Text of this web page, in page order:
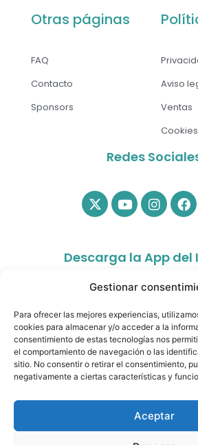
Gestionar
Para ofrecer las mejores experiencias,
cookies para almacenar y/o acceder a la
consentimiento de estas tecnologías nos
el comportamiento de navegación o las
sitio. No consentir o retirar el consentimiento,
negativamente a ciertas características y
Aceptar
Otras páginas
FAQ
Contacto
Sponsors
Aviso
Ventas
Cookies
Redes
Descarga la App del